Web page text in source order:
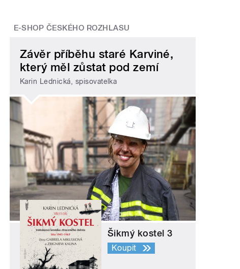
E-SHOP ČESKÉHO ROZHLASU
Závěr příběhu staré Karviné,
který měl zůstat pod zemí
Karin Lednická, spisovatelka
Šikmý kostel 3
Koupit